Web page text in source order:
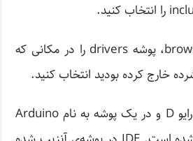
با استفاده از گزینه browse، پوشه drivers را در مکانی که
در مورد بالا، IDE در درایو D و در یک پوشه به نام Arduino